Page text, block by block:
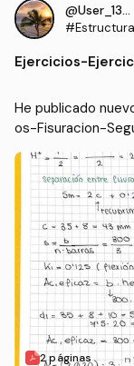
Ejercicios-
He publicado
os-Fisuracion-
2 páginas